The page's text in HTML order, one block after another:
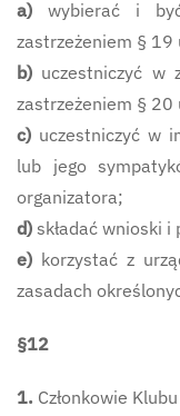
a)
wybierać i
zastrzeżeniem § 19
b) uczestniczyć w
zastrzeżeniem § 20
c) uczestniczyć w
lub jego
organizatora;
d) składać wnioski i
e) korzystać z
zasadach
§12
1. Członkowie